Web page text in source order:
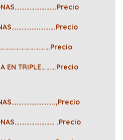
EN TRIPLE………Precio
.Precio